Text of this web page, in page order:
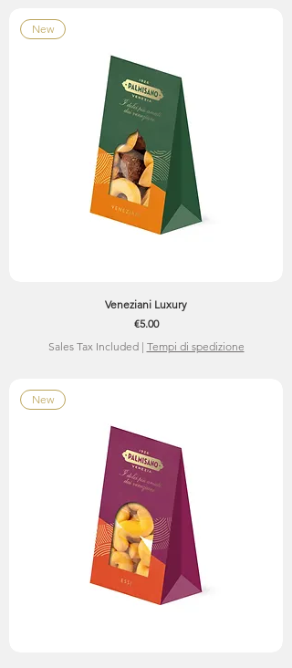
New
Veneziani Luxury
Price
€5.00
Sales Tax Included| Tempi di spedizione
New